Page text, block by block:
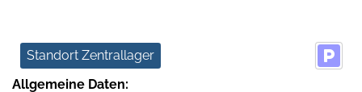
Standort Zentrallager
Allgemeine Daten: